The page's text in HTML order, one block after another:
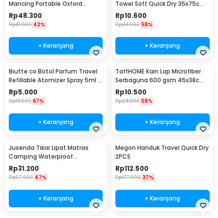
Mancing Portable Oxford
Folding Chair - ZDY01
Rp48.300
Rp81.900 42%
+ Keranjang
Towel Soft Quick Dry 35x75cm
- S-20
Rp10.600
Rp24.900 58%
+ Keranjang
Biutte.co Botol Parfum Travel
Refillable Atomizer Spray 5ml -
AB-05
Rp5.000
Rp14.900 67%
+ Keranjang
TaffHOME Kain Lap Microfiber
Serbaguna 600 gsm 45x38cm 1
PCS - H-35G
Rp10.500
Rp24.900 58%
+ Keranjang
Jusenda Tikar Lipat Matras
Camping Waterproof
Aluminium Foil 147x150cm - HL-
306
Rp31.200
Rp57.900 47%
+ Keranjang
Megon Handuk Travel Quick Dry
2PCS
Rp112.500
Rp177.900 37%
+ Keranjang